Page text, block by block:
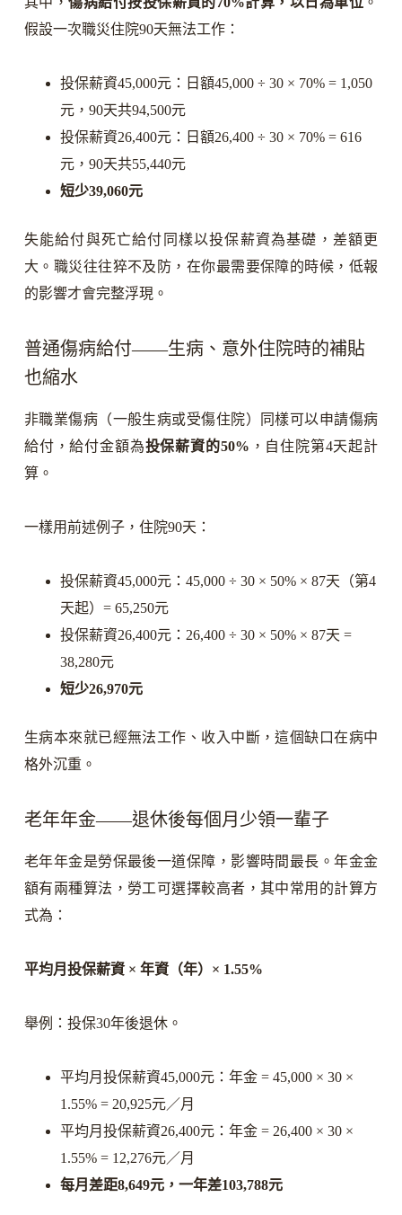
假設一次職災住院90天無法工作：
投保薪資45,000元：日額45,000 ÷ 30 × 70% = 1,050
元，90天共94,500元
投保薪資26,400元：日額26,400 ÷ 30 × 70% = 616
元，90天共55,440元
短少39,060元
失能給付與死亡給付同樣以投保薪資為基礎，差額更
大。職災往往猝不及防，在你最需要保障的時候，低報
的影響才會完整浮現。
普通傷病給付——生病、意外住院時的補貼
也縮水
非職業傷病（一般生病或受傷住院）同樣可以申請傷病
給付，給付金額為投保薪資的50% ，自住院第4天起計
算。
一樣用前述例子，住院90天：
投保薪資45,000元：45,000 ÷ 30 × 50% × 87天（第4
天起）= 65,250元
投保薪資26,400元：26,400 ÷ 30 × 50% × 87天 =
38,280元
短少26,970元
生病本來就已經無法工作、收入中斷，這個缺口在病中
格外沉重。
老年年金——退休後每個月少領一輩子
老年年金是勞保最後一道保障，影響時間最長。年金金
額有兩種算法，勞工可選擇較高者，其中常用的計算方
式為：
平均月投保薪資 × 年資（年）× 1.55%
舉例：投保30年後退休。
平均月投保薪資45,000元：年金 = 45,000 × 30 ×
1.55% = 20,925元／月
平均月投保薪資26,400元：年金 = 26,400 × 30 ×
1.55% = 12,276元／月
每月差距8,649元，一年差103,788元